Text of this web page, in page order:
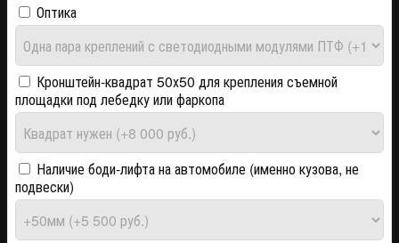
Оптика
Кронштейн-квадрат 50х50 для крепления съемной
площадки под лебедку или фаркопа
Наличие боди-лифта на автомобиле (именно кузова, не
подвески)